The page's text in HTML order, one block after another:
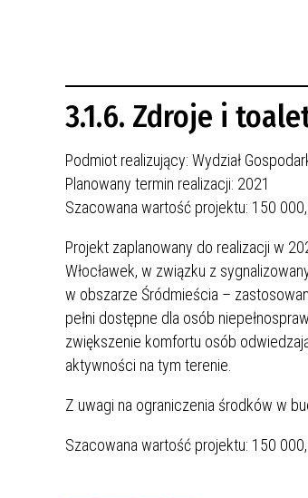
3.1.6. Zdroje i
Podmiot realizujący: Wydział
Planowany termin realizacji: 2021
Szacowana wartość projektu: 150
Projekt zaplanowany do realizacji w
Włocławek, w związku z
w obszarze Śródmieścia –
pełni dostępne dla osób
zwiększenie komfortu osób
aktywności na tym terenie.
Z uwagi na ograniczenia środków w
Szacowana wartość projektu: 150